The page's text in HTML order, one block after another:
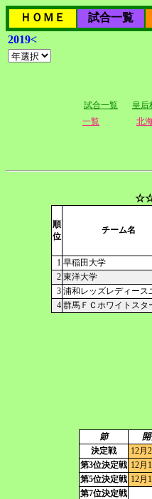
ＨＯＭＥ 試合一覧
2019<
試合一覧 皇后
一覧
北
順
位
チーム名
1 早稲田大学
2 東洋大学
3 浦和レッズレディース
4 群馬ＦＣホワイトスタ
節 開
決定戦
12月
第3位決定戦 12月
第5位決定戦 12月
第7位決定戦